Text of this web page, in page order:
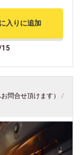
入りに追加
問合せ頂けます） /